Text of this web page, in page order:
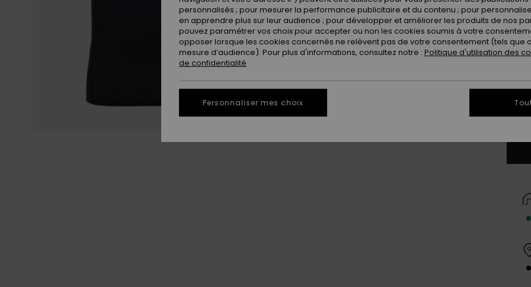
8
personnalisés ; pour mesurer la performance publicitaire et du contenu ; pour
en apprendre plus sur leur audience ; pour développer et améliorer les produits de nos
pouvez paramétrer vos choix pour accepter ou non les cookies soumis à votre
opposer lorsque les cookies concernés ne relèvent pas de votre consentement (tels que
mesure d’audience). Pour plus d'informations, consultez notre : Politique d'utilisation des
de confidentialité
Personnaliser mes choix